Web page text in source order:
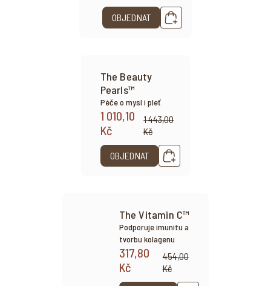
OBJEDNAT
The Beauty
Pearls™
Péče o mysl i pleť
1 010,10
Kč
1 443,00
Kč
OBJEDNAT
The Vitamin C™
Podporuje imunitu a
tvorbu kolagenu
317,80
Kč
454,00
Kč